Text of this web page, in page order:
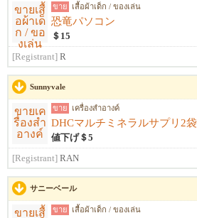
ขาย เสื้อผ้าเด็ก / ของเล่น
恐竜パソコン
＄15
[Registrant] R
Sunnyvale
ขาย เครื่องสำอางค์
DHCマルチミネラルサプリ2袋
値下げ＄5
[Registrant] RAN
サニーベール
ขาย เสื้อผ้าเด็ก / ของเล่น